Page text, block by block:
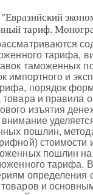
тариф.
тарифа,
таможенных
импортного и
порядок
и правила
изъятия
пошлин,
стоимости
пошлин на
тарифа.
определения
товаров и